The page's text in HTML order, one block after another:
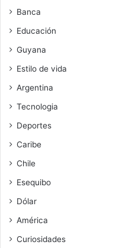
Banca
Educación
Guyana
Estilo de vida
Argentina
Tecnologia
Deportes
Caribe
Chile
Esequibo
Dólar
América
Curiosidades